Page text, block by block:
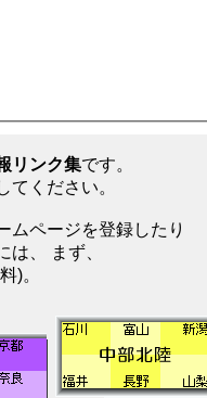
リンク集です。
てください。
ムページを登録したり
掲示板に記事を投稿したりするには、 まず、
)。